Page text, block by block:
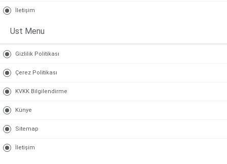
İletişim
Ust Menu
Gizlilik Politikası
Çerez Politikası
KVKK Bilgilendirme
Künye
Sitemap
İletişim